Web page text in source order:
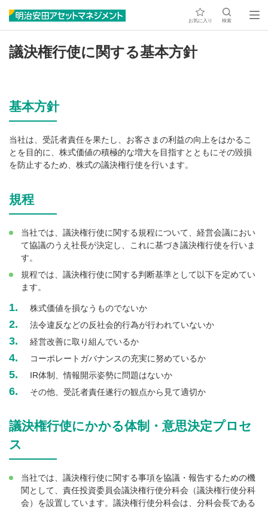
お気に入り 検索
議決権行使に関する基本方針
基本方針
当社は、受託者責任を果たし、お客さまの利益の向上をはかるこ
とを目的に、株式価値の積極的な増大を目指すとともにその毀損
を防止するため、株式の議決権行使を行います。
規程
当社では、議決権行使に関する規程について、経営会議におい
て協議のうえ社長が決定し、これに基づき議決権行使を行いま
す。
規程では、議決権行使に関する判断基準として以下を定めてい
ます。
1. 株式価値を損なうものでないか
2. 法令違反などの反社会的行為が行われていないか
3. 経営改善に取り組んでいるか
4. コーポレートガバナンスの充実に努めているか
5. IR体制、情報開示姿勢に問題はないか
6. その他、受託者責任遂行の観点から見て適切か
議決権行使にかかる体制・意思決定プロセ
ス
当社では、議決権行使に関する事項を協議・報告するための機
関として、責任投資委員会議決権行使分科会（議決権行使分科
会）を設置しています。議決権行使分科会は、分科会長である